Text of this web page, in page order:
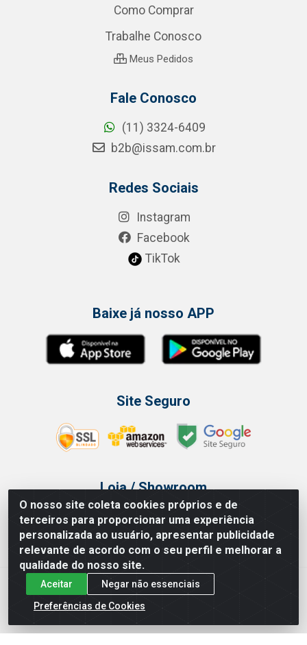
O nosso site coleta cookies próprios e de
terceiros para proporcionar uma experiência
personalizada ao usuário, apresentar publicidade
relevante de acordo com o seu perfil e melhorar a
qualidade do nosso site.
Aceitar
Negar não essenciais
Preferências de Cookies
Como Comprar
Trabalhe Conosco
Meus Pedidos
Fale Conosco
(11) 3324-6409
b2b@issam.com.br
Redes Sociais
Instagram
Facebook
TikTok
Baixe já nosso APP
Site Seguro
Loja / Showroom
Tel.: (11) 3314 6400
Av Vautier, 468 - Pari - São Paulo/SP
Issam Importação e Exportação LTDA - Av. Vautier, 468 - Pari, São
Paulo/ SP - CEP 03032-000 - CNPJ 00.327.385/0003-68